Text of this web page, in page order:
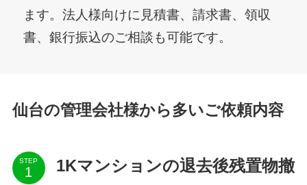
ます。法人様向けに見積書、請求書、領収
書、銀行振込のご相談も可能です。
仙台の管理会社様から多いご依頼内容
STEP
1Kマンションの退去後残置物撤